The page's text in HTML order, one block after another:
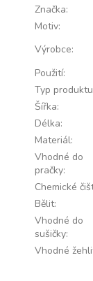
Značka:
Motiv:
Výrobce:
Použití:
Typ produktu
Šířka:
Délka:
Materiál:
Vhodné do
pračky:
Chemické
Bělit:
Vhodné do
sušičky:
Vhodné